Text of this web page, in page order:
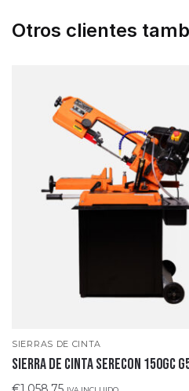
Otros clientes
SIERRAS DE CINTA
SIERRA DE CINTA SERECON 150GC